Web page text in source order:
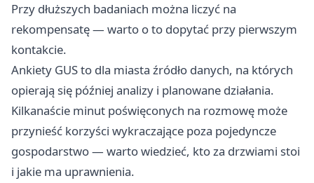
Przy dłuższych badaniach można liczyć na
rekompensatę — warto o to dopytać przy pierwszym
kontakcie.
Ankiety GUS to dla miasta źródło danych, na których
opierają się później analizy i planowane działania.
Kilkanaście minut poświęconych na rozmowę może
przynieść korzyści wykraczające poza pojedyncze
gospodarstwo — warto wiedzieć, kto za drzwiami stoi
i jakie ma uprawnienia.